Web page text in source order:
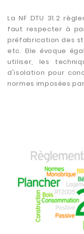
La NF DTU 31.2
faut respecter à
préfabrication des
etc. Elle évoque
utiliser, les
d'isolation pour
normes imposées